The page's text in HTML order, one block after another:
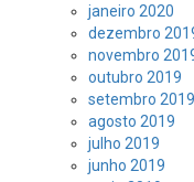
janeiro 2020
dezembro
novembro
outubro 2019
setembro 2019
agosto 2019
julho 2019
junho 2019